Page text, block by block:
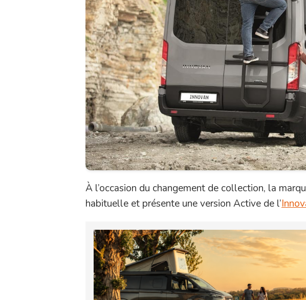
À l’occasion du changement de collection, la
habituelle et présente une version Active de l’